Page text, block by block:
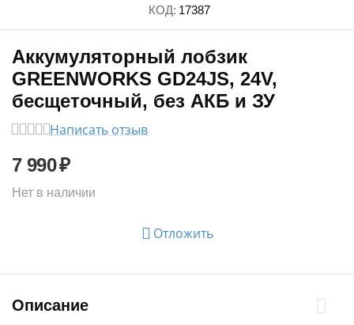
КОД: 17387
Аккумуляторный лобзик
GREENWORKS GD24JS, 24V,
бесщеточный, без АКБ и ЗУ
Написать отзыв
7 990₽
Нет в наличии
Отложить
Описание